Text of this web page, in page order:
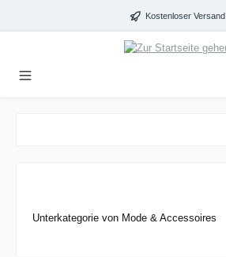
Kostenloser Versand
Unterkategorie von Mode & Accessoires